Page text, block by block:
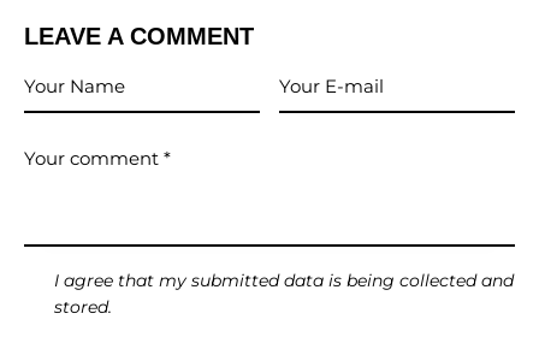
LEAVE A COMMENT
I agree that my submitted data is being collected and
stored.